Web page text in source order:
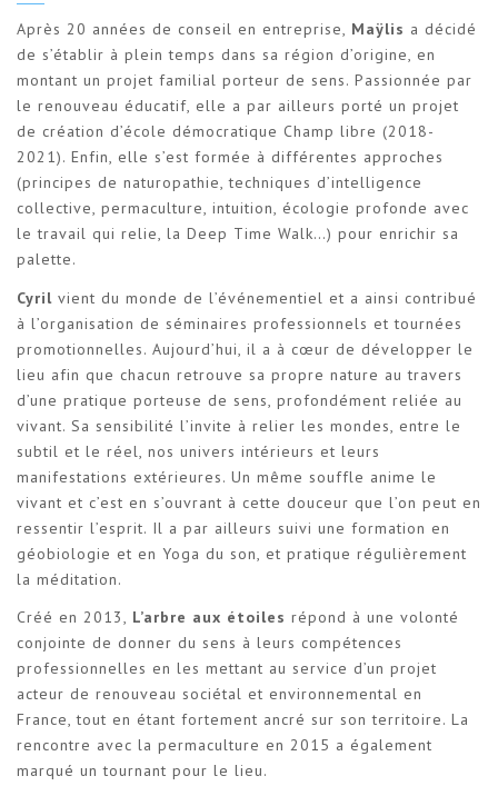
Après 20 années de conseil en entreprise, Maÿlis a décidé
de s’établir à plein temps dans sa région d’origine, en
montant un projet familial porteur de sens. Passionnée par
le renouveau éducatif, elle a par ailleurs porté un projet
de création d’école démocratique Champ libre (2018-
2021). Enfin, elle s’est formée à différentes approches
(principes de naturopathie, techniques d’intelligence
collective, permaculture, intuition, écologie profonde avec
le travail qui relie, la Deep Time Walk…) pour enrichir sa
palette.
Cyril vient du monde de l’événementiel et a ainsi contribué
à l’organisation de séminaires professionnels et tournées
promotionnelles. Aujourd’hui, il a à cœur de développer le
lieu afin que chacun retrouve sa propre nature au travers
d’une pratique porteuse de sens, profondément reliée au
vivant. Sa sensibilité l’invite à relier les mondes, entre le
subtil et le réel, nos univers intérieurs et leurs
manifestations extérieures. Un même souffle anime le
vivant et c’est en s’ouvrant à cette douceur que l’on peut en
ressentir l’esprit. Il a par ailleurs suivi une formation en
géobiologie et en Yoga du son, et pratique régulièrement
la méditation.
Créé en 2013, L’arbre aux étoiles répond à une volonté
conjointe de donner du sens à leurs compétences
professionnelles en les mettant au service d’un projet
acteur de renouveau sociétal et environnemental en
France, tout en étant fortement ancré sur son territoire. La
rencontre avec la permaculture en 2015 a également
marqué un tournant pour le lieu.